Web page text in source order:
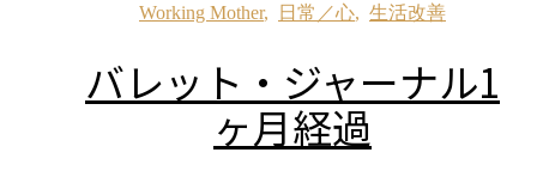
Working Mother, 日常／心, 生活改善
バレット・ジャーナル1
ヶ月経過